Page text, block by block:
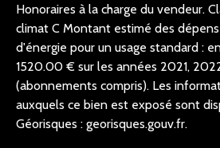
Honoraires à la charge du vendeur.
climat C Montant estimé des
d'énergie pour un usage standard :
1520.00 € sur les années 2021,
(abonnements compris). Les
auxquels ce bien est exposé sont
Géorisques : georisques.gouv.fr.